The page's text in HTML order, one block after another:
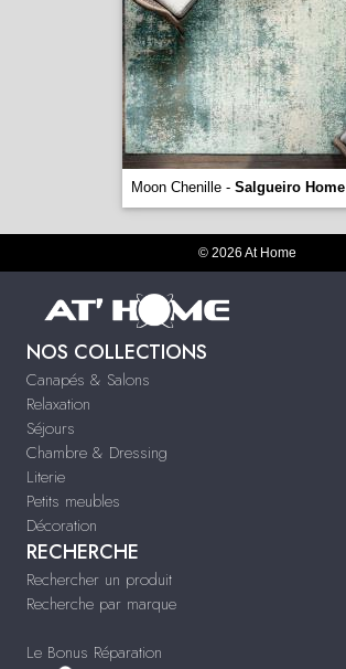
Moon Chenille - Salgueiro Home
© 2026 At Home
NOS COLLECTIONS
Canapés & Salons
Relaxation
Séjours
Chambre & Dressing
Literie
Petits meubles
Décoration
RECHERCHE
Rechercher un produit
Recherche par marque
Le Bonus Réparation